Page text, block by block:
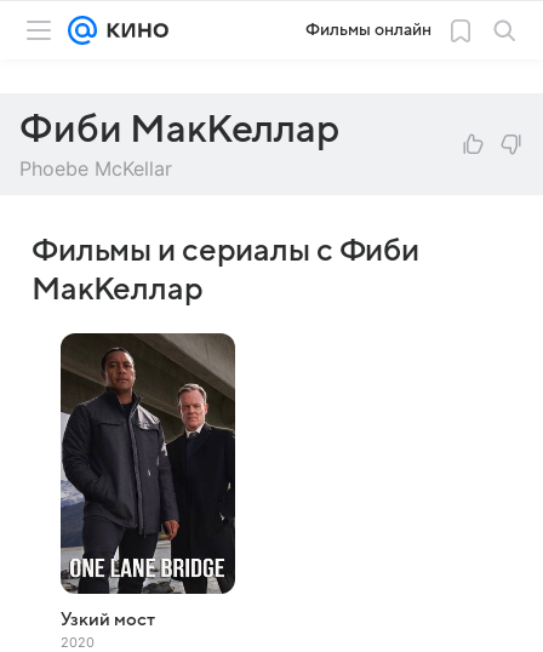
Фильмы онлайн
Фиби МакКеллар
Phoebe McKellar
Фильмы и сериалы с Фиби
МакКеллар
Узкий мост
2020